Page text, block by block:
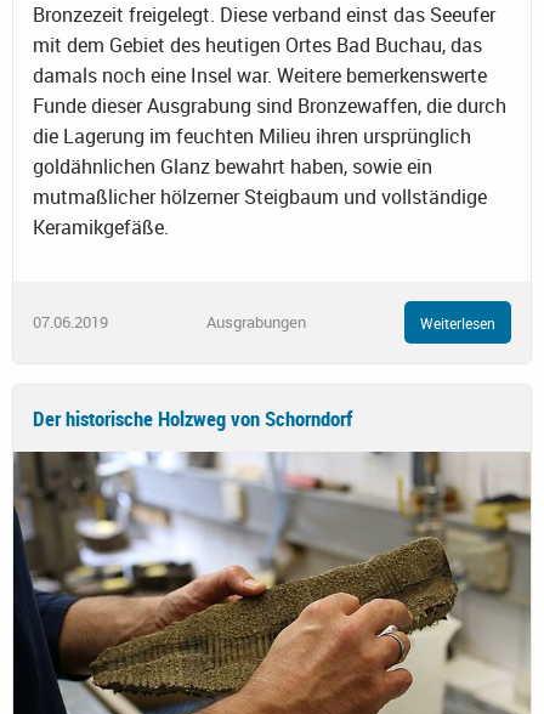
Bronzezeit freigelegt. Diese verband einst das Seeufer
mit dem Gebiet des heutigen Ortes Bad Buchau, das
damals noch eine Insel war. Weitere bemerkenswerte
Funde dieser Ausgrabung sind Bronzewaffen, die durch
die Lagerung im feuchten Milieu ihren ursprünglich
goldähnlichen Glanz bewahrt haben, sowie ein
mutmaßlicher hölzerner Steigbaum und vollständige
Keramikgefäße.
07.06.2019 Ausgrabungen Weiterlesen
Der historische Holzweg von Schorndorf